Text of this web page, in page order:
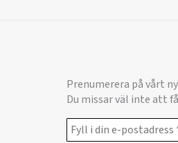
Prenumerera på vårt
Du missar väl inte att